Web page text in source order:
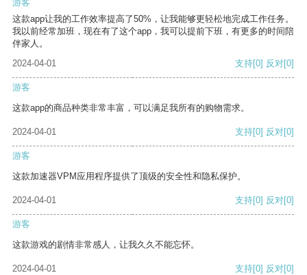
游客
这款app让我的工作效率提高了50%，让我能够更轻松地完成工作任务。
我以前经常加班，现在有了这个app，我可以提前下班，有更多的时间陪
伴家人。
2024-04-01
支持[0] 反对[0]
游客
这款app的商品种类非常丰富，可以满足我所有的购物需求。
2024-04-01 支持[0] 反对[0]
游客
这款加速器VPM应用程序提供了顶级的安全性和隐私保护。
2024-04-01 支持[0] 反对[0]
游客
这款游戏的剧情非常感人，让我久久不能忘怀。
2024-04-01 支持[0] 反对[0]